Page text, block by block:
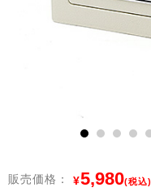
販売価格： ¥5,980(税込)